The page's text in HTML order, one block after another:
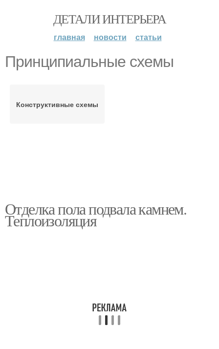
ДЕТАЛИ ИНТЕРЬЕРА
главная новости статьи
Принципиальные схемы
Конструктивные схемы
Отделка пола подвала камнем.
Теплоизоляция